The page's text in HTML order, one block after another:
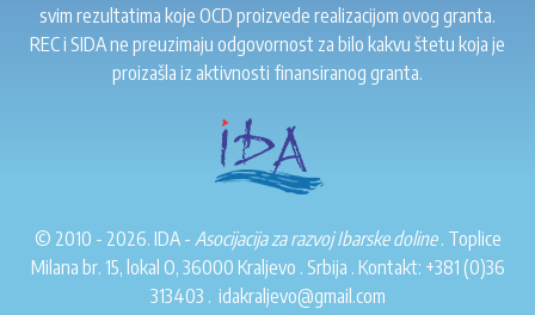
svim rezultatima koje OCD proizvede realizacijom ovog granta.
REC i SIDA ne preuzimaju odgovornost za bilo kakvu štetu koja je
proizašla iz aktivnosti finansiranog granta.
© 2010 - 2026. IDA - Asocijacija za razvoj Ibarske doline. Toplice
Milana br. 15, lokal O, 36000 Kraljevo . Srbija . Kontakt: +381 (0)36
313403 . idakraljevo@gmail.com